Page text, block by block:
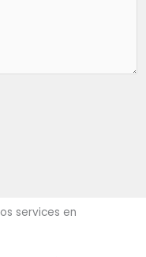
services en